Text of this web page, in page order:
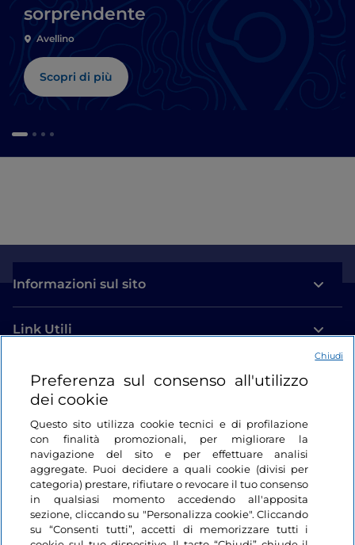
sorprendente
Avellino
Scopri di più
Informazioni sul sito
Link Utili
Login
Restiamo in contatto
Preferenza sul consenso all'utilizzo
dei cookie
Questo sito utilizza cookie tecnici e di profilazione
con finalità promozionali, per migliorare la
navigazione del sito e per effettuare analisi
aggregate. Puoi decidere a quali cookie (divisi per
categoria) prestare, rifiutare o revocare il tuo consenso
in qualsiasi momento accedendo all'apposita
sezione, cliccando su "Personalizza cookie". Cliccando
su “Consenti tutti”, accetti di memorizzare tutti i
Chiudi